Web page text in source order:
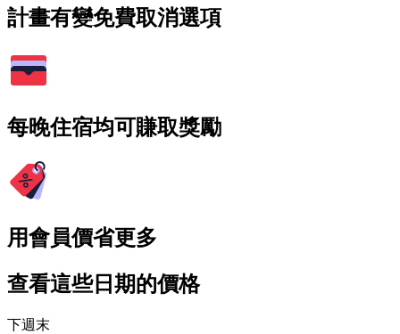
計畫有變免費取消選項
每晚住宿均可賺取獎勵
用會員價省更多
查看這些日期的價格
下週末